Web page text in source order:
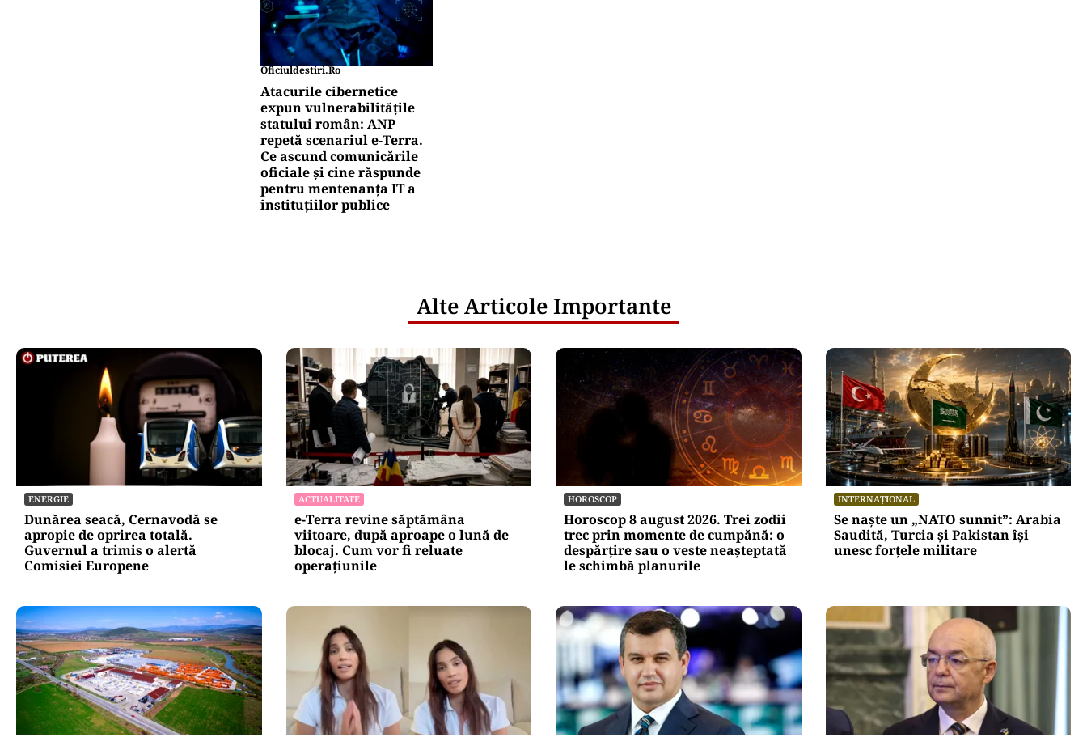
Oficiuldestiri.ro
Atacurile cibernetice
expun vulnerabilitățile
statului român: ANP
repetă scenariul e‑Terra.
Ce ascund comunicările
oficiale și cine răspunde
pentru mentenanța IT a
instituțiilor publice
Alte Articole Importante
ENERGIE
Dunărea seacă, Cernavodă se
apropie de oprirea totală.
Guvernul a trimis o alertă
Comisiei Europene
ACTUALITATE
e-Terra revine săptămâna
viitoare, după aproape o lună de
blocaj. Cum vor fi reluate
operațiunile
HOROSCOP
Horoscop 8 august 2026. Trei zodii
trec prin momente de cumpănă: o
despărțire sau o veste neașteptată
le schimbă planurile
INTERNAȚIONAL
Se naște un „NATO sunnit”: Arabia
Saudită, Turcia și Pakistan își
unesc forțele militare